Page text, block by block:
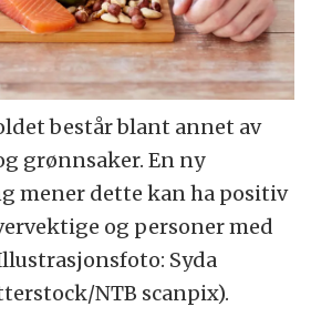
består blant annet av
grønnsaker. En ny
mener dette kan ha positiv
og personer med
Syda
NTB scanpix).